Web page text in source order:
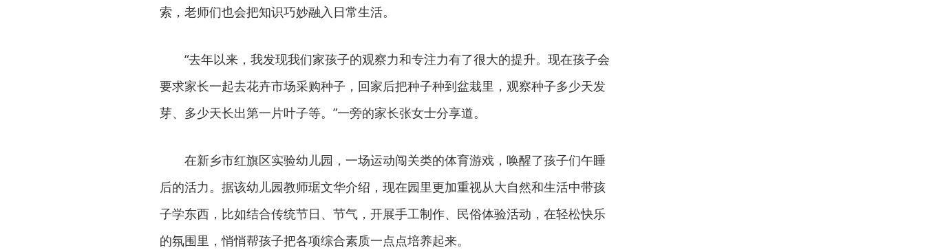
索，老师们也会把知识巧妙融入日常生活。
“去年以来，我发现我们家孩子的观察力和专注力有了很大的提升。现在孩子会
要求家长一起去花卉市场采购种子，回家后把种子种到盆栽里，观察种子多少天发
芽、多少天长出第一片叶子等。”一旁的家长张女士分享道。
在新乡市红旗区实验幼儿园，一场运动闯关类的体育游戏，唤醒了孩子们午睡
后的活力。据该幼儿园教师琚文华介绍，现在园里更加重视从大自然和生活中带孩
子学东西，比如结合传统节日、节气，开展手工制作、民俗体验活动，在轻松快乐
的氛围里，悄悄帮孩子把各项综合素质一点点培养起来。